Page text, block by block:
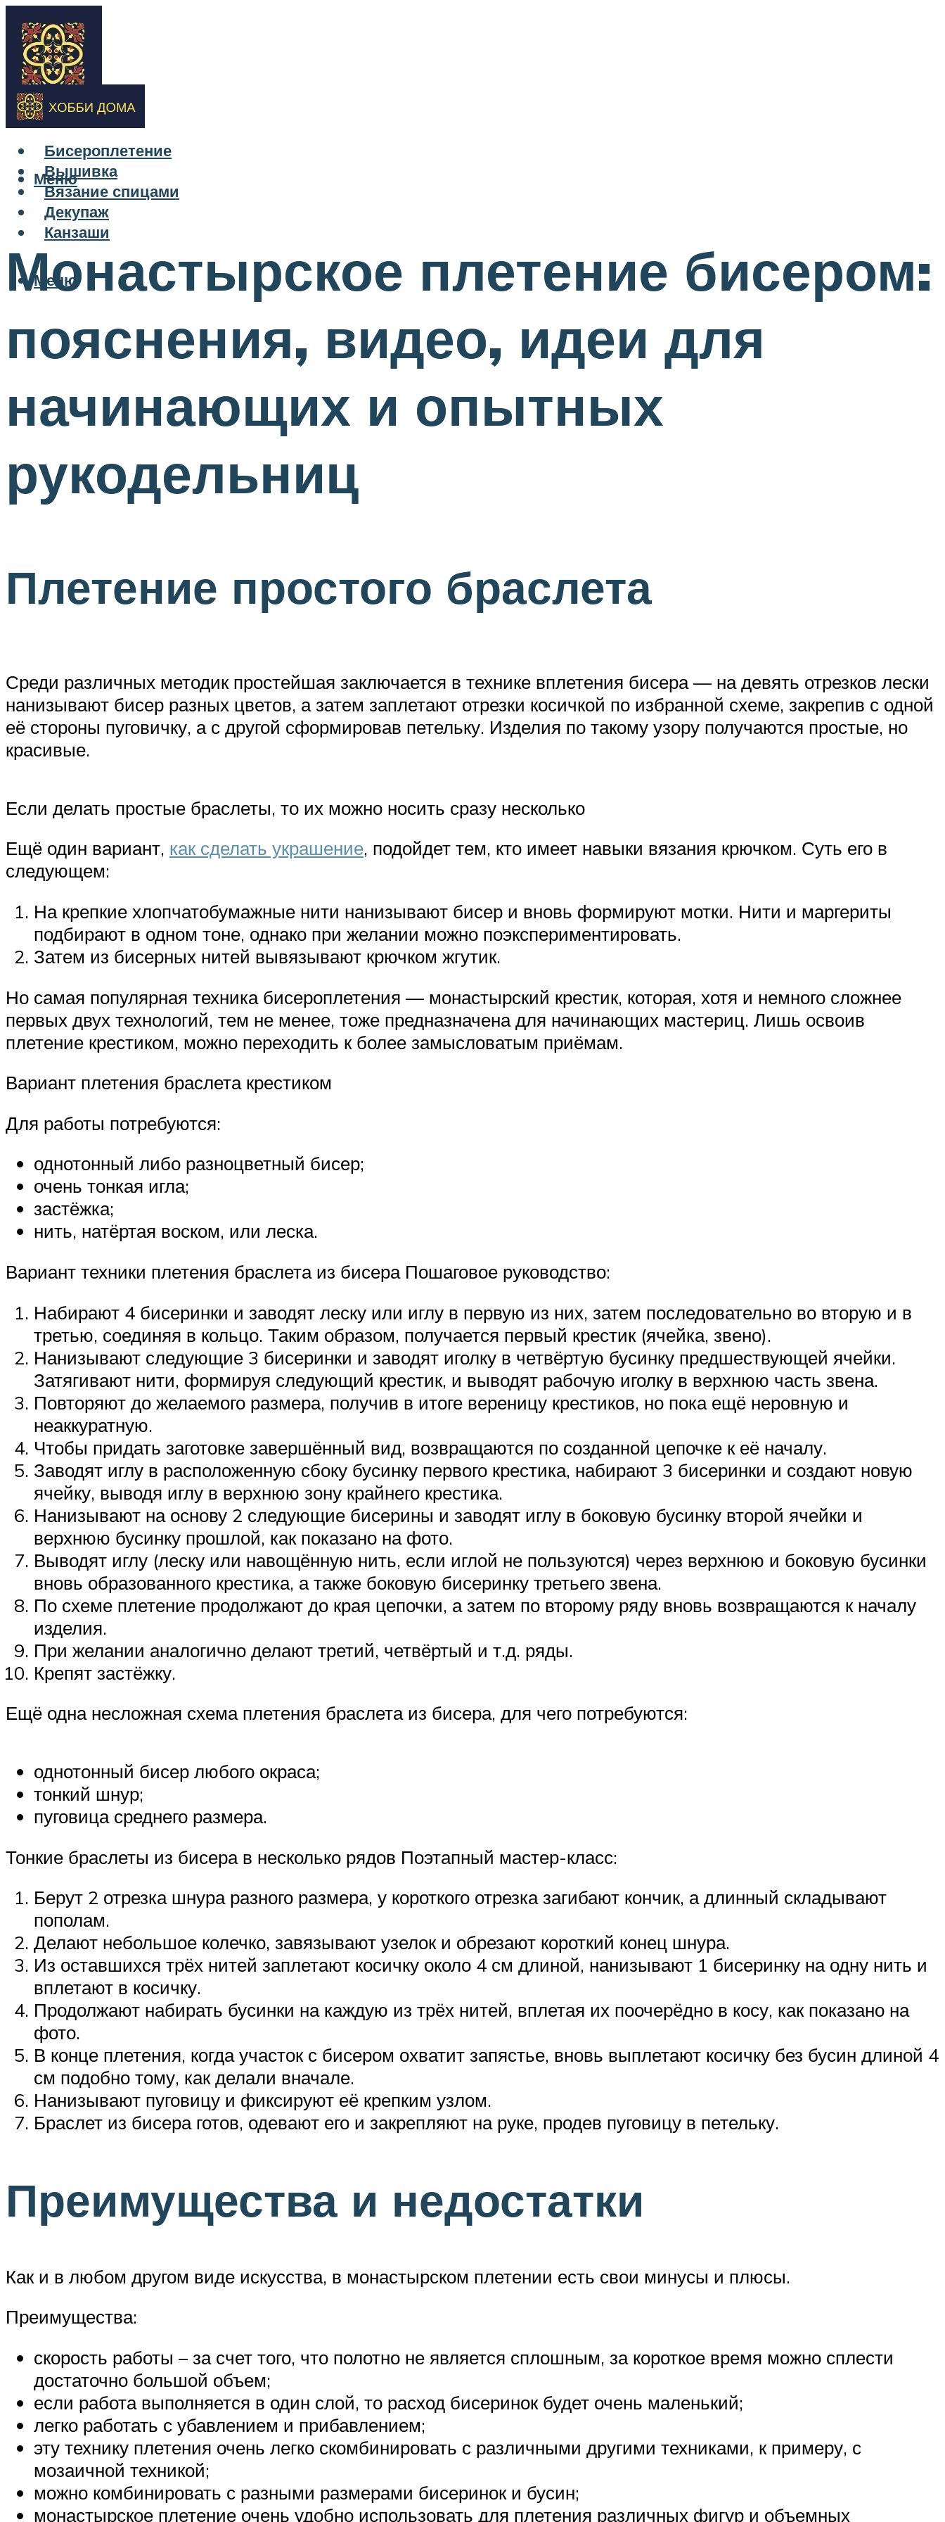
Бисероплетение
Вышивка
Вязание спицами
Декупаж
Канзаши
Меню
Меню
Монастырское плетение бисером:
пояснения, видео, идеи для
начинающих и опытных
рукодельниц
Плетение простого браслета
Среди различных методик простейшая заключается в технике вплетения бисера — на девять отрезков лески
нанизывают бисер разных цветов, а затем заплетают отрезки косичкой по избранной схеме, закрепив с одной
её стороны пуговичку, а с другой сформировав петельку. Изделия по такому узору получаются простые, но
красивые.
Если делать простые браслеты, то их можно носить сразу несколько
Ещё один вариант, как сделать украшение, подойдет тем, кто имеет навыки вязания крючком. Суть его в
следующем:
На крепкие хлопчатобумажные нити нанизывают бисер и вновь формируют мотки. Нити и маргериты
подбирают в одном тоне, однако при желании можно поэкспериментировать.
Затем из бисерных нитей вывязывают крючком жгутик.
Но самая популярная техника бисероплетения — монастырский крестик, которая, хотя и немного сложнее
первых двух технологий, тем не менее, тоже предназначена для начинающих мастериц. Лишь освоив
плетение крестиком, можно переходить к более замысловатым приёмам.
Вариант плетения браслета крестиком
Для работы потребуются:
однотонный либо разноцветный бисер;
очень тонкая игла;
застёжка;
нить, натёртая воском, или леска.
Вариант техники плетения браслета из бисера Пошаговое руководство:
Набирают 4 бисеринки и заводят леску или иглу в первую из них, затем последовательно во вторую и в
третью, соединяя в кольцо. Таким образом, получается первый крестик (ячейка, звено).
Нанизывают следующие 3 бисеринки и заводят иголку в четвёртую бусинку предшествующей ячейки.
Затягивают нити, формируя следующий крестик, и выводят рабочую иголку в верхнюю часть звена.
Повторяют до желаемого размера, получив в итоге вереницу крестиков, но пока ещё неровную и
неаккуратную.
Чтобы придать заготовке завершённый вид, возвращаются по созданной цепочке к её началу.
Заводят иглу в расположенную сбоку бусинку первого крестика, набирают 3 бисеринки и создают новую
ячейку, выводя иглу в верхнюю зону крайнего крестика.
Нанизывают на основу 2 следующие бисерины и заводят иглу в боковую бусинку второй ячейки и
верхнюю бусинку прошлой, как показано на фото.
Выводят иглу (леску или навощённую нить, если иглой не пользуются) через верхнюю и боковую бусинки
вновь образованного крестика, а также боковую бисеринку третьего звена.
По схеме плетение продолжают до края цепочки, а затем по второму ряду вновь возвращаются к началу
изделия.
При желании аналогично делают третий, четвёртый и т.д. ряды.
Крепят застёжку.
Ещё одна несложная схема плетения браслета из бисера, для чего потребуются:
однотонный бисер любого окраса;
тонкий шнур;
пуговица среднего размера.
Тонкие браслеты из бисера в несколько рядов Поэтапный мастер-класс:
Берут 2 отрезка шнура разного размера, у короткого отрезка загибают кончик, а длинный складывают
пополам.
Делают небольшое колечко, завязывают узелок и обрезают короткий конец шнура.
Из оставшихся трёх нитей заплетают косичку около 4 см длиной, нанизывают 1 бисеринку на одну нить и
вплетают в косичку.
Продолжают набирать бусинки на каждую из трёх нитей, вплетая их поочерёдно в косу, как показано на
фото.
В конце плетения, когда участок с бисером охватит запястье, вновь выплетают косичку без бусин длиной 4
см подобно тому, как делали вначале.
Нанизывают пуговицу и фиксируют её крепким узлом.
Браслет из бисера готов, одевают его и закрепляют на руке, продев пуговицу в петельку.
Преимущества и недостатки
Как и в любом другом виде искусства, в монастырском плетении есть свои минусы и плюсы.
Преимущества:
скорость работы – за счет того, что полотно не является сплошным, за короткое время можно сплести
достаточно большой объем;
если работа выполняется в один слой, то расход бисеринок будет очень маленький;
легко работать с убавлением и прибавлением;
эту технику плетения очень легко скомбинировать с различными другими техниками, к примеру, с
мозаичной техникой;
можно комбинировать с разными размерами бисеринок и бусин;
монастырское плетение очень удобно использовать для плетения различных фигур и объемных